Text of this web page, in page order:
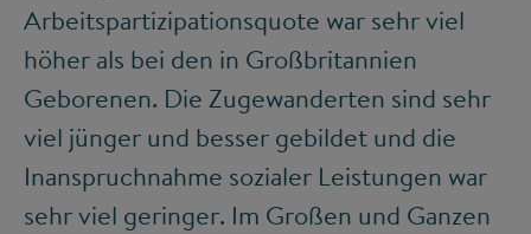
Arbeitspartizipationsquote war sehr viel
höher als bei den in Großbritannien
Geborenen. Die Zugewanderten sind sehr
viel jünger und besser gebildet und die
Inanspruchnahme sozialer Leistungen war
sehr viel geringer. Im Großen und Ganzen